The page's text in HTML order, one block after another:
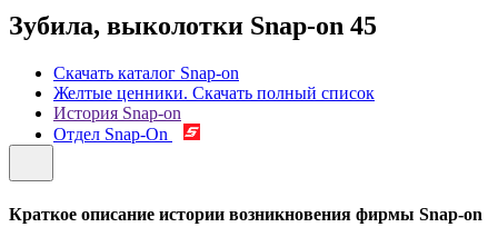
Зубила, выколотки Snap-on 45
Скачать каталог Snap-on
Желтые ценники. Скачать полный список
История Snap-on
Отдел Snap-On
Краткое описание истории возникновения фирмы Snap-on